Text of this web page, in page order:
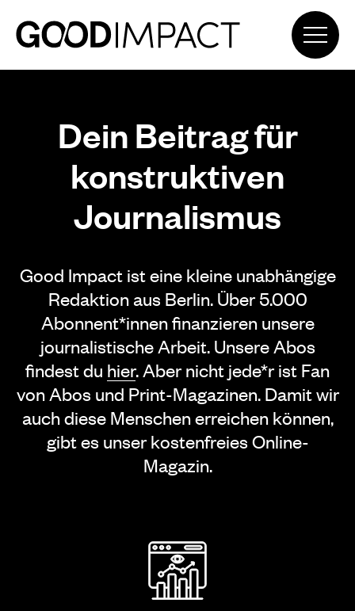
Dein Beitrag für
konstruktiven
Journalismus
Good Impact ist eine kleine unabhängige
Redaktion aus Berlin. Über 5.000
Abonnent*innen finanzieren unsere
journalistische Arbeit. Unsere Abos
findest du hier. Aber nicht jede*r ist Fan
von Abos und Print-Magazinen. Damit wir
auch diese Menschen erreichen können,
gibt es unser kostenfreies Online-
Magazin.